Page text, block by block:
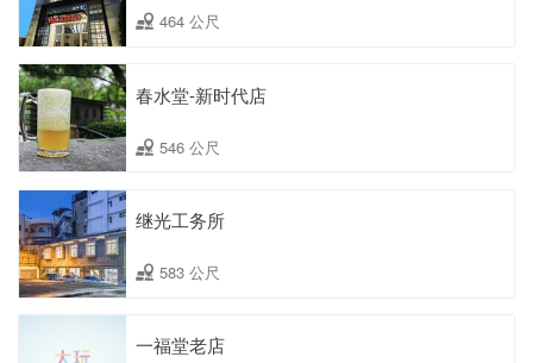
464 公尺
春水堂-新时代店
546 公尺
继光工务所
583 公尺
一福堂老店